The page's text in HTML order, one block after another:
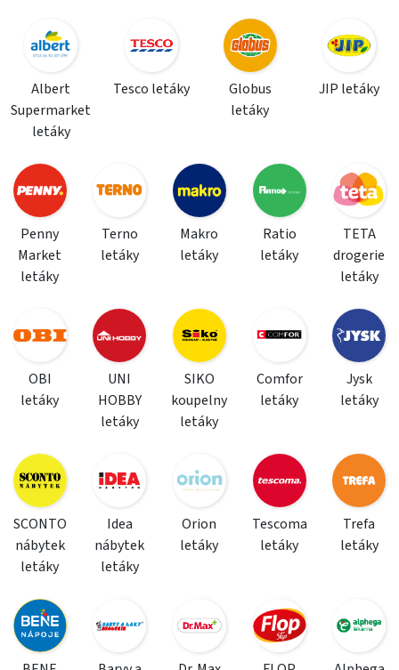
Albert
Supermarket
letáky
Tesco letáky
Globus
letáky
JIP letáky
Penny
Market
letáky
Terno
letáky
Makro
letáky
Ratio
letáky
TETA
drogerie
letáky
OBI
letáky
UNI
HOBBY
letáky
SIKO
koupelny
letáky
Comfor
letáky
Jysk
letáky
SCONTO
nábytek
letáky
Idea
nábytek
letáky
Orion
letáky
Tescoma
letáky
Trefa
letáky